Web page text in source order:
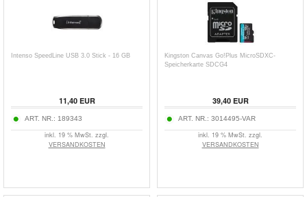
Intenso SpeedLine USB 3.0 Stick - 16 GB
11,40EUR
ART. NR.: 189343
inkl. 19 % MwSt. zzgl.
VERSANDKOSTEN
Kingston Canvas Go!Plus MicroSDXC-
Speicherkarte SDCG4
39,40EUR
ART. NR.: 3014495-VAR
inkl. 19 % MwSt. zzgl.
VERSANDKOSTEN